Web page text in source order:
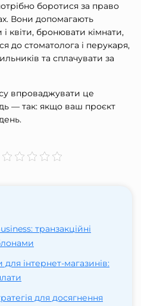
боротися за право
Вони допомагають
квіти, бронювати кімнати,
до стоматолога і перукаря,
та сплачувати за
впроваджувати це
— так: якщо ваш проєкт
транзакційні
для інтернет-магазинів:
для досягнення